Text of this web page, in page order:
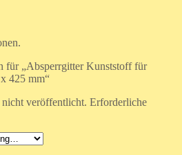
für „Absperrgitter Kunststoff für
425 mm“
veröffentlicht. Erforderliche